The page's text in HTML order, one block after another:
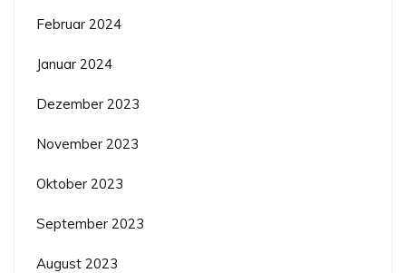
Februar 2024
Januar 2024
Dezember 2023
November 2023
Oktober 2023
September 2023
August 2023